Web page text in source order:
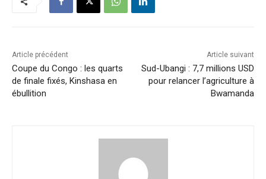
Article précédent
Coupe du Congo : les quarts
de finale fixés, Kinshasa en
ébullition
Article suivant
Sud-Ubangi : 7,7 millions USD
pour relancer l’agriculture à
Bwamanda